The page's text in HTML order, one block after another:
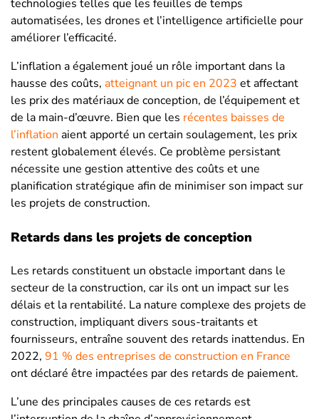
technologies telles que les feuilles de temps
automatisées, les drones et l’intelligence artificielle pour
améliorer l’efficacité.
L’inflation a également joué un rôle important dans la
hausse des coûts, atteignant un pic en 2023 et affectant
les prix des matériaux de conception, de l’équipement et
de la main-d’œuvre. Bien que les récentes baisses de
l’inflation aient apporté un certain soulagement, les prix
restent globalement élevés. Ce problème persistant
nécessite une gestion attentive des coûts et une
planification stratégique afin de minimiser son impact sur
les projets de construction.
Retards dans les projets de conception
Les retards constituent un obstacle important dans le
secteur de la construction, car ils ont un impact sur les
délais et la rentabilité. La nature complexe des projets de
construction, impliquant divers sous-traitants et
fournisseurs, entraîne souvent des retards inattendus. En
2022, 91 % des entreprises de construction en France
ont déclaré être impactées par des retards de paiement.
L’une des principales causes de ces retards est